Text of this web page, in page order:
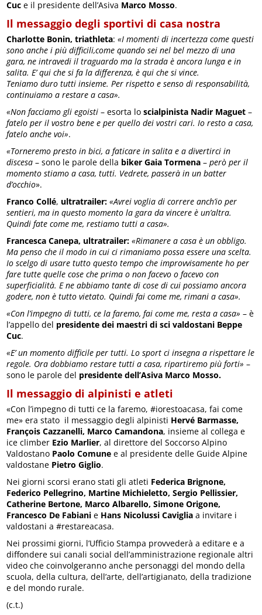
Cuc e il presidente dell’Asiva Marco Mosso.
Il messaggio degli sportivi di casa nostra
Charlotte Bonin, triathleta:«I momenti di incertezza come questi
sono anche i più difficili,come quando sei nel bel mezzo di una
gara, ne intravedi il traguardo ma la strada è ancora lunga e in
salita. E’ qui che si fa la differenza, è qui che si vince.
Teniamo duro tutti insieme. Per rispetto e senso di responsabilità,
continuiamo a restare a casa».
«Non facciamo gli egoisti – esorta lo scialpinista Nadir Maguet –
fatelo per il vostro bene e per quello dei vostri cari. Io resto a casa,
fatelo anche voi».
«Torneremo presto in bici, a faticare in salita e a divertirci in
discesa – sono le parole della biker Gaia Tormena – però per il
momento stiamo a casa, tutti. Vedrete, passerà in un batter
d’occhio».
Franco Collé, ultratrailer: «Avrei voglia di correre anch’io per
sentieri, ma in questo momento la gara da vincere è un’altra.
Quindi fate come me, restiamo tutti a casa».
Francesca Canepa, ultratrailer: «Rimanere a casa è un obbligo.
Ma penso che il modo in cui ci rimaniamo possa essere una scelta.
Io scelgo di usare tutto questo tempo che improvvisamente ho per
fare tutte quelle cose che prima o non facevo o facevo con
superficialità. E ne abbiamo tante di cose di cui possiamo ancora
godere, non è tutto vietato. Quindi fai come me, rimani a casa».
«Con l’impegno di tutti, ce la faremo, fai come me, resta a casa» – è
l’appello del presidente dei maestri di sci valdostani Beppe
Cuc.
«E’ un momento difficile per tutti. Lo sport ci insegna a rispettare le
regole. Ora dobbiamo restare tutti a casa, ripartiremo più forti» –
sono le parole del presidente dell’Asiva Marco Mosso.
Il messaggio di alpinisti e atleti
«Con l’impegno di tutti ce la faremo, #iorestoacasa, fai come
me» era stato il messaggio degli alpinisti Hervé Barmasse,
François Cazzanelli, Marco Camandona, insieme al collega e
ice climber Ezio Marlier, al direttore del Soccorso Alpino
Valdostano Paolo Comune e al presidente delle Guide Alpine
valdostane Pietro Giglio.
Nei giorni scorsi erano stati gli atleti Federica Brignone,
Federico Pellegrino, Martine Michieletto, Sergio Pellissier,
Catherine Bertone, Marco Albarello, Simone Origone,
Francesco De Fabianie Hans Nicolussi Caviglia a invitare i
valdostani a #restareacasa.
Nei prossimi giorni, l’Ufficio Stampa provvederà a editare e a
diffondere sui canali social dell’amministrazione regionale altri
video che coinvolgeranno anche personaggi del mondo della
scuola, della cultura, dell’arte, dell’artigianato, della tradizione
e del mondo rurale.
(c.t.)